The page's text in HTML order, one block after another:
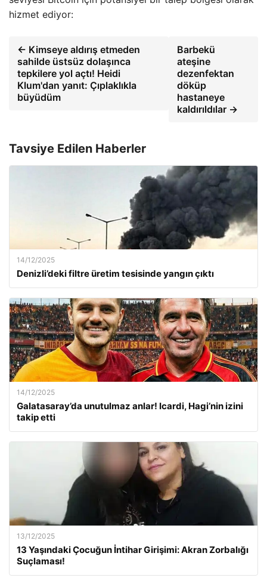
hizmet ediyor:
← Kimseye aldırış etmeden
sahilde üstsüz dolaşınca
tepkilere yol açtı! Heidi
Klum'dan yanıt: Çıplaklıkla
büyüdüm
Barbekü
ateşine
dezenfektan
döküp
hastaneye
kaldırıldılar →
Tavsiye Edilen Haberler
14/12/2025
Denizli’deki filtre üretim tesisinde yangın çıktı
14/12/2025
Galatasaray’da unutulmaz anlar! Icardi, Hagi’nin izini
takip etti
13/12/2025
13 Yaşındaki Çocuğun İntihar Girişimi: Akran Zorbalığı
Suçlaması!